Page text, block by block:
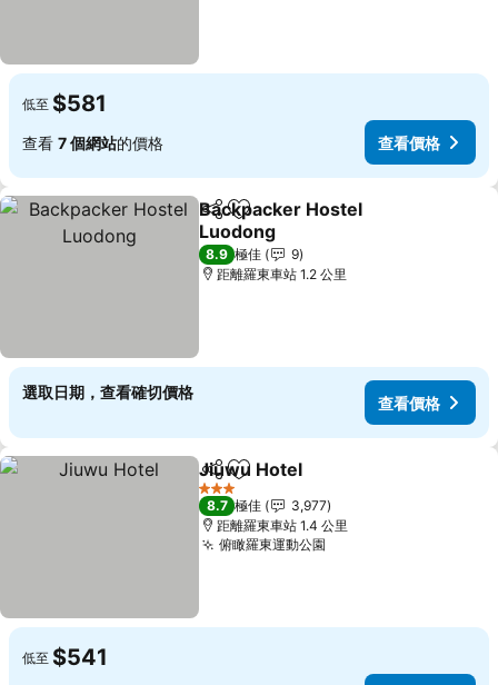
低至 $581
查看 7 個網站的價格 查看價格
分享 放到收藏夾
Backpacker Hostel
Luodong
查看價格
8.9 極佳
9
距離羅東車站 1.2 公里
選取日期，查看確切價格
查看價格
分享 放到收藏夾
Jiuwu Hotel
3 星級
8.7 極佳
3,977
距離羅東車站 1.4 公里
俯瞰羅東運動公園
低至 $541